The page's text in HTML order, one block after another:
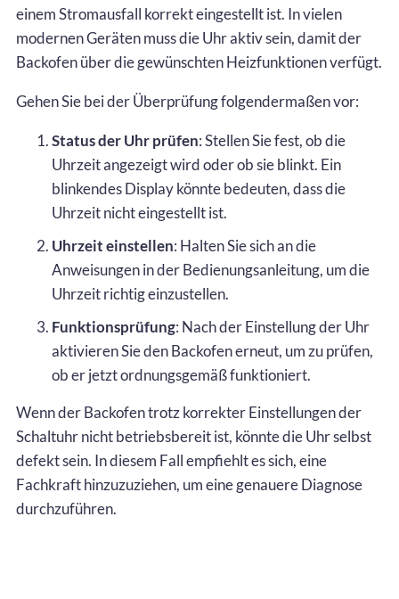
einem Stromausfall korrekt eingestellt ist. In vielen
modernen Geräten muss die Uhr aktiv sein, damit der
Backofen über die gewünschten Heizfunktionen verfügt.
Gehen Sie bei der Überprüfung folgendermaßen vor:
Status der Uhr prüfen: Stellen Sie fest, ob die
Uhrzeit angezeigt wird oder ob sie blinkt. Ein
blinkendes Display könnte bedeuten, dass die
Uhrzeit nicht eingestellt ist.
Uhrzeit einstellen: Halten Sie sich an die
Anweisungen in der Bedienungsanleitung, um die
Uhrzeit richtig einzustellen.
Funktionsprüfung: Nach der Einstellung der Uhr
aktivieren Sie den Backofen erneut, um zu prüfen,
ob er jetzt ordnungsgemäß funktioniert.
Wenn der Backofen trotz korrekter Einstellungen der
Schaltuhr nicht betriebsbereit ist, könnte die Uhr selbst
defekt sein. In diesem Fall empfiehlt es sich, eine
Fachkraft hinzuzuziehen, um eine genauere Diagnose
durchzuführen.